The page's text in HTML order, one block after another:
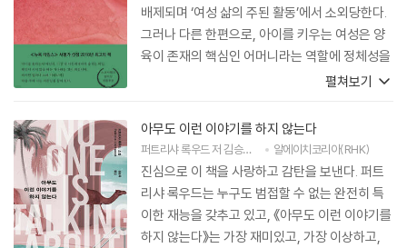
배제되며 ‘여성 삶의 주된 활동’에서 소외당한다.
그러나 다른 한편으로, 아이를 키우는 여성은 양
육이 존재의 핵심인 어머니라는 역할에 정체성을
잃는다.『마더후드』에서 헤티는 바로 이러한 여성
어머니인 사람들보다 중요하지 않은 존재가 될 것
인가, 혹은 어머니가 됨으로써 자신의 아이보다
중요하지 않은 존재가 될 것인가.
펼쳐보기
아무도 이런 이야기를 하지 않는다
퍼트리샤 록우드저김승욱 알에이치코리아(RHK)
진심으로 이 책을 사랑하고 감탄을 보낸다. 퍼트
리샤 록우드는 누구도 범접할 수 없는 완전히 특
이한 재능을 갖추고 있고, 《아무도 이런 이야기를
하지 않는다》는 가장 재미있고, 가장 이상하고,